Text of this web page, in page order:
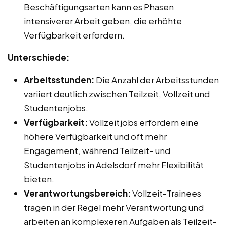
Beschäftigungsarten kann es Phasen
intensiverer Arbeit geben, die erhöhte
Verfügbarkeit erfordern.
Unterschiede:
Arbeitsstunden: Die Anzahl der Arbeitsstunden
variiert deutlich zwischen Teilzeit, Vollzeit und
Studentenjobs.
Verfügbarkeit:Vollzeitjobs erfordern eine
höhere Verfügbarkeit und oft mehr
Engagement, während Teilzeit- und
Studentenjobs in Adelsdorf mehr Flexibilität
bieten.
Verantwortungsbereich:Vollzeit-Trainees
tragen in der Regel mehr Verantwortung und
arbeiten an komplexeren Aufgaben als Teilzeit-